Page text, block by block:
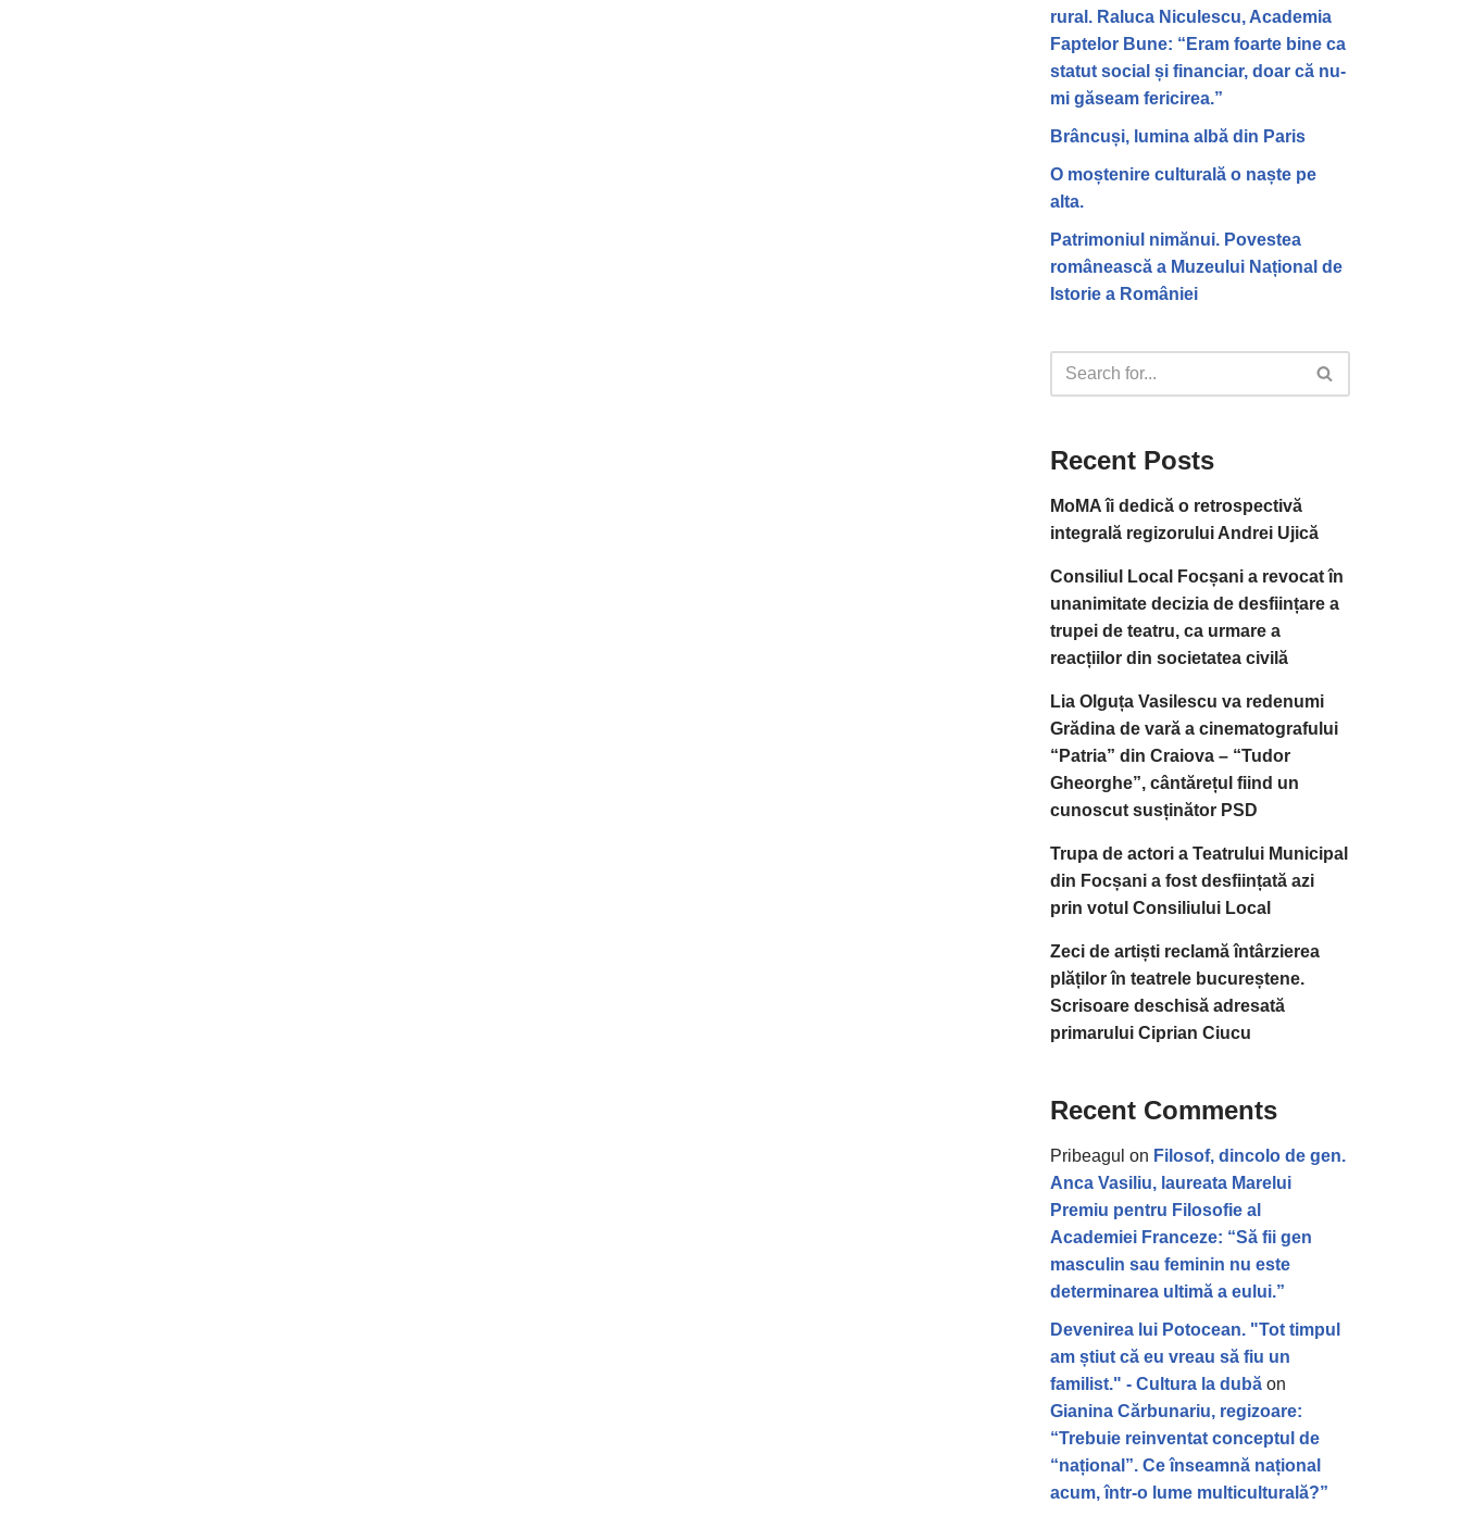
rural. Raluca Niculescu, Academia
Faptelor Bune: “Eram foarte bine ca
statut social și financiar, doar că nu-
mi găseam fericirea.”
Brâncuși, lumina albă din Paris
O moștenire culturală o naște pe
alta.
Patrimoniul nimănui. Povestea
românească a Muzeului Național de
Istorie a României
Recent Posts
MoMA îi dedică o retrospectivă
integrală regizorului Andrei Ujică
Consiliul Local Focșani a revocat în
unanimitate decizia de desființare a
trupei de teatru, ca urmare a
reacțiilor din societatea civilă
Lia Olguța Vasilescu va redenumi
Grădina de vară a cinematografului
“Patria” din Craiova – “Tudor
Gheorghe”, cântărețul fiind un
cunoscut susținător PSD
Trupa de actori a Teatrului Municipal
din Focșani a fost desființată azi
prin votul Consiliului Local
Zeci de artiști reclamă întârzierea
plăților în teatrele bucureștene.
Scrisoare deschisă adresată
primarului Ciprian Ciucu
Recent Comments
Pribeagul on Filosof, dincolo de gen.
Anca Vasiliu, laureata Marelui
Premiu pentru Filosofie al
Academiei Franceze: “Să fii gen
masculin sau feminin nu este
determinarea ultimă a eului.”
Devenirea lui Potocean. "Tot timpul
am știut că eu vreau să fiu un
familist." - Cultura la dubă on
Gianina Cărbunariu, regizoare:
“Trebuie reinventat conceptul de
“național”. Ce înseamnă național
acum, într-o lume multiculturală?”